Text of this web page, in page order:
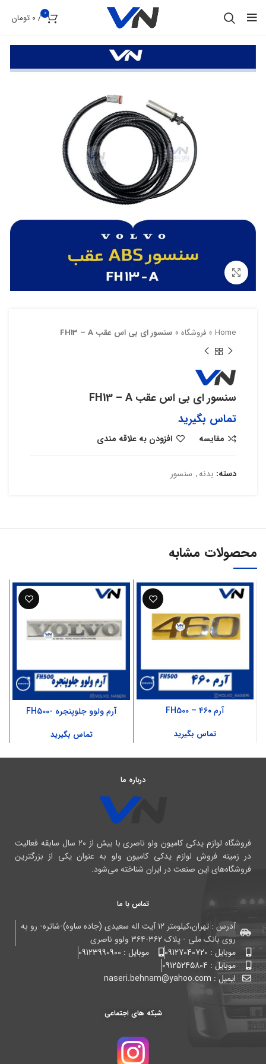
0
/
0 تومان
Home
» فروشگاه » سنسور ای بی اس عقب FH13 – A
سنسور ای بی اس عقب FH13 – A
تماس بگیرید
مقایسه افزودن به علاقه مندی
دسته: بدنه, سنسور
محصولات مشابه
آرم ۴۶۰ – FH500
تماس بگیرید
آرم ولوو جلوپنجره -FH500
تماس بگیرید
درباره ما
فروشگاه لوازم یدکی کامیون ولو ناصری با بیش از ۲۰ سال سابقه فعالیت
در زمینه فروش لوازم یدکی کامیون ولو به عنوان یکی از بزرگترین
فروشگاه‌های این صنعت در ایران شناخته می‌شود.
تماس با ما
آدرس : تهران،کیلومتر ۱۲ آیت اله سعیدی (جاده ساوه)-شاتره- رو به
روی بانک ملی - پلاک ۳۶۲-۳۶۴ ولوو ناصری
موبایل : 09127040720
موبایل : 09123990900
موبایل : 09125245804
ایمیل : naseri.behnam@yahoo.com
شبکه های اجتماعی